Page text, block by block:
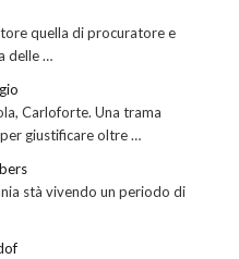
quella di procuratore e
delle …
Carloforte. Una trama
giustificare oltre …
stà vivendo un periodo di